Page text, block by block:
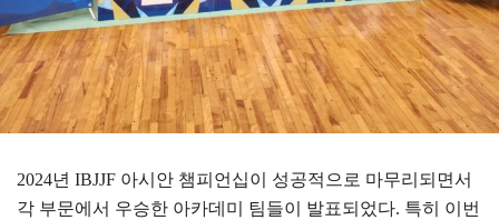
2024년 IBJJF 아시안 챔피언십이 성공적으로 마무리되면서
각 부문에서 우승한 아카데미 팀들이 발표되었다. 특히 이번